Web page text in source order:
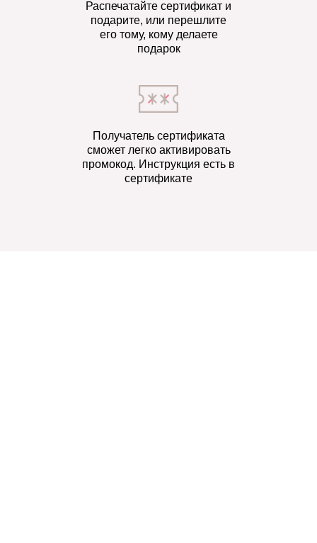
Распечатайте сертификат и
подарите, или перешлите
его тому, кому делаете
подарок
Получатель сертификата
сможет легко активировать
промокод. Инструкция есть в
сертификате